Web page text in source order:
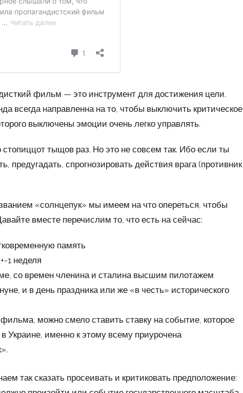
фильм — это инструмент для достижения цели.
всегда направленна на то, чтобы выключить критическое
выключены эмоции очень легко управлять.
тыщов раз. Но это не совсем так. Ибо если ты
предугадать, спрогнозировать действия врага (противник
«солнцепук» мы имеем на что опереться, чтобы
вместе перечислим то, что есть на сейчас:
память
1 неделя
со времен членина и сталина высшим пилотажем
и в день праздника или же «в честь» исторического
можно смело ставить ставку на событие, которое
Украине, именно к этому всему приурочена
так сказать просеивать и критиковать предположение: